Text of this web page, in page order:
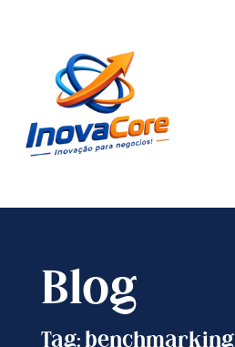
Blog
Tag: benchmarking